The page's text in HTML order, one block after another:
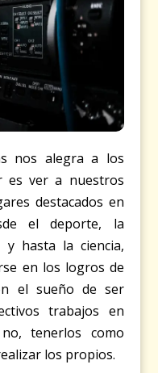
nos alegra a los
es ver a nuestros
destacados en
el deporte, la
y hasta la ciencia,
en los logros de
el sueño de ser
trabajos en
tenerlos como
los propios.